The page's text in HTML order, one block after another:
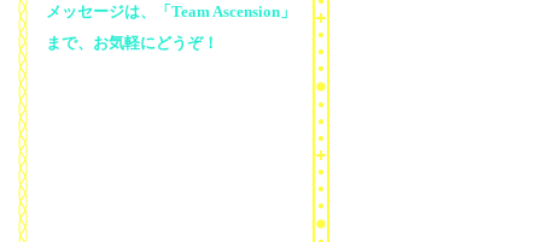
メッセージは、「Team Ascension」
まで、お気軽にどうぞ！